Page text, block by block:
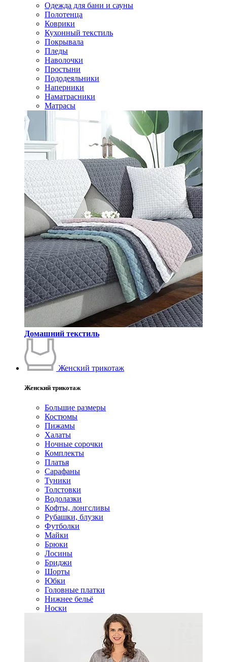
Одежда для бани и сауны
Полотенца
Коврики
Кухонный текстиль
Покрывала
Пледы
Наволочки
Простыни
Пододеяльники
Наперники
Наматрасники
Матрасы
Домашний текстиль
Женский трикотаж
Женский трикотаж
Большие размеры
Костюмы
Пижамы
Халаты
Ночные сорочки
Комплекты
Платья
Сарафаны
Туники
Толстовки
Водолазки
Кофты, лонгсливы
Рубашки, блузки
Футболки
Майки
Брюки
Лосины
Бриджи
Шорты
Юбки
Головные платки
Нижнее бельё
Носки